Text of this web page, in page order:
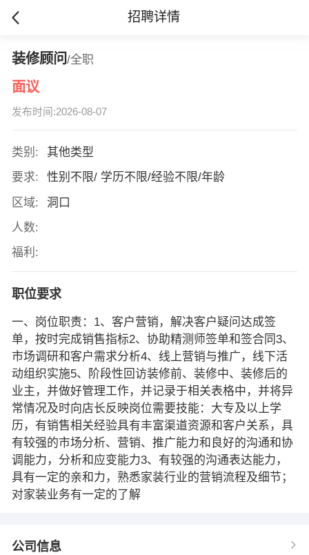
招聘详情
装修顾问/全职
面议
发布时间:2026-08-07
类别:
其他类型
要求:
性别不限/ 学历不限/经验不限/年龄
区域:
洞口
人数:
福利:
职位要求
一、岗位职责：1、客户营销，解决客户疑问达成签
单，按时完成销售指标2、协助精测师签单和签合同3、
市场调研和客户需求分析4、线上营销与推广，线下活
动组织实施5、阶段性回访装修前、装修中、装修后的
业主，并做好管理工作，并记录于相关表格中，并将异
常情况及时向店长反映岗位需要技能：大专及以上学
历，有销售相关经验具有丰富渠道资源和客户关系，具
有较强的市场分析、营销、推广能力和良好的沟通和协
调能力，分析和应变能力3、有较强的沟通表达能力，
具有一定的亲和力，熟悉家装行业的营销流程及细节；
对家装业务有一定的了解
公司信息